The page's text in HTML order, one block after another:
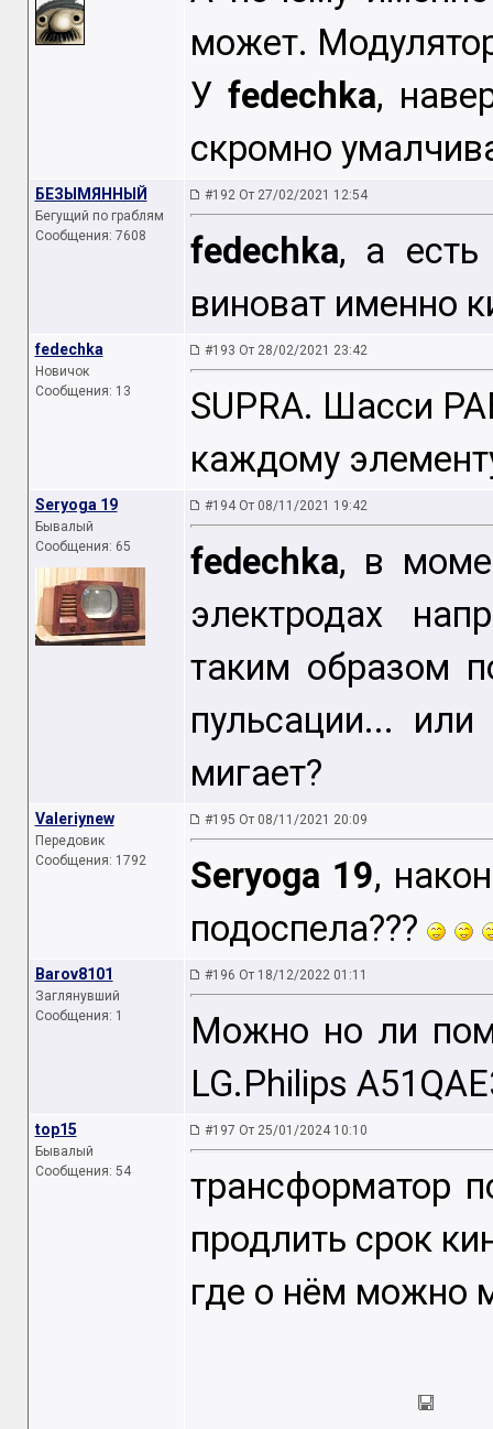
может.
Уfedechka,
скромно
БЕЗЫМЯННЫЙ
Бегущий по граблям
Сообщения: 7608
#192 От 27/02/2021 12:54
fedechka, а есть
виноват именно
fedechka
Новичок
Сообщения: 13
#193 От 28/02/2021 23:42
SUPRA. Шасси
каждому
Seryoga 19
Бывалый
Сообщения: 65
#194 От 08/11/2021 19:42
fedechka, в
электродах
таким образом
пульсации...
мигает?
Valeriynew
Передовик
Сообщения: 1792
#195 От 08/11/2021 20:09
Seryoga 19,
подоспела???
Barov8101
Заглянувший
Сообщения: 1
#196 От 18/12/2022 01:11
Можно но ли
LG.Philips
top15
Бывалый
Сообщения: 54
#197 От 25/01/2024 10:10
трансформатор
продлить срок
где о нём можно